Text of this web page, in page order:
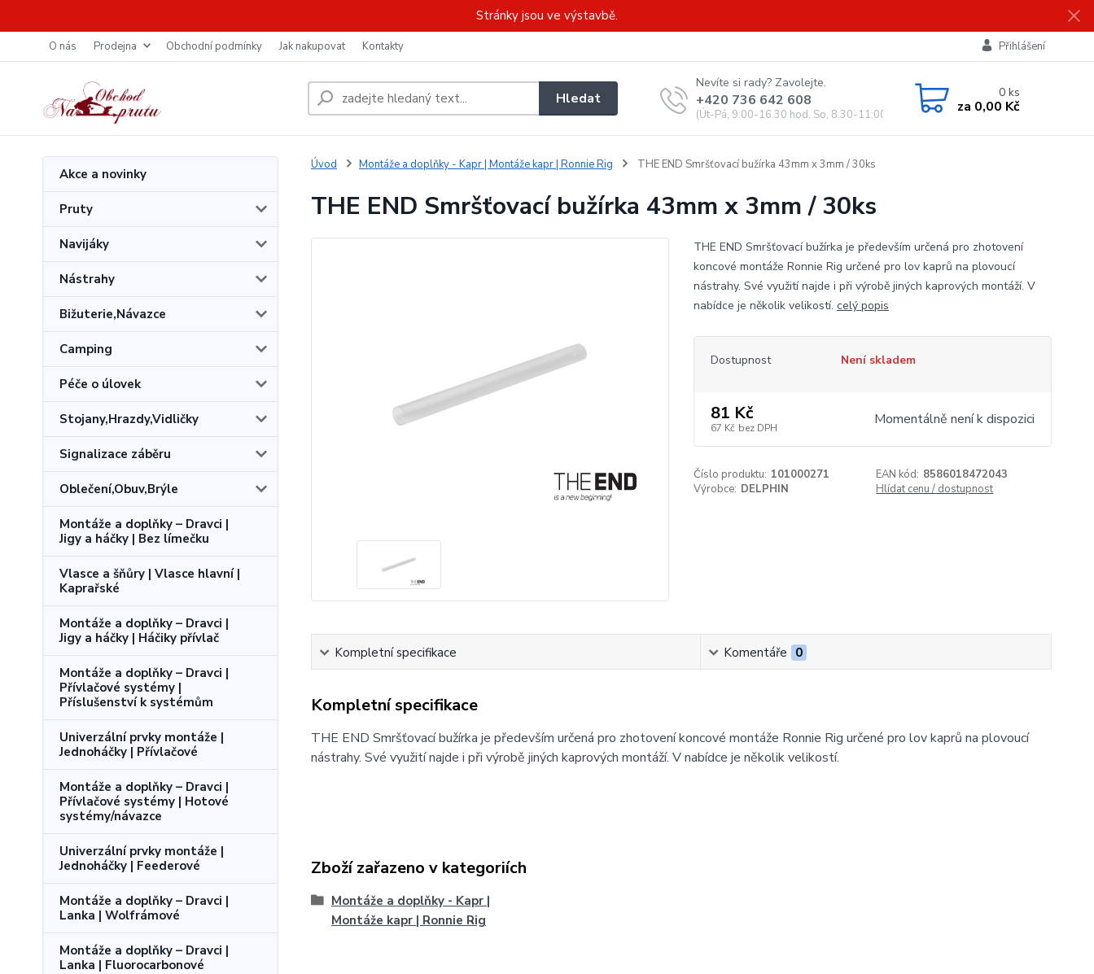
Stránky jsou ve výstavbě.
O nás Prodejna Obchodní podmínky Jak nakupovat Kontakty Přihlášení
Hledat
Nevíte si rady? Zavolejte.
+420 736 642 608
(Út-Pá, 9:00-16.30 hod. So, 8.30-11:00 hod.)
0ks
za 0,00 Kč
Akce a novinky
Pruty
Navijáky
Nástrahy
Bižuterie,Návazce
Camping
Péče o úlovek
Stojany,Hrazdy,Vidličky
Signalizace záběru
Oblečení,Obuv,Brýle
Montáže a doplňky – Dravci |
Jigy a háčky | Bez límečku
Vlasce a šňůry | Vlasce hlavní |
Kaprařské
Montáže a doplňky – Dravci |
Jigy a háčky | Háčiky přívlač
Montáže a doplňky – Dravci |
Přívlačové systémy |
Příslušenství k systémům
Univerzální prvky montáže |
Jednoháčky | Přívlačové
Montáže a doplňky – Dravci |
Přívlačové systémy | Hotové
systémy/návazce
Univerzální prvky montáže |
Jednoháčky | Feederové
Montáže a doplňky – Dravci |
Lanka | Wolfrámové
Montáže a doplňky – Dravci |
Lanka | Fluorocarbonové
Úvod Montáže a doplňky - Kapr | Montáže kapr | Ronnie Rig THE END Smršťovací bužírka 43mm x 3mm / 30ks
THE END Smršťovací bužírka 43mm x 3mm / 30ks
THE END Smršťovací bužírka je především určená pro zhotovení
koncové montáže Ronnie Rig určené pro lov kaprů na plovoucí
nástrahy. Své využití najde i při výrobě jiných kaprových montáží. V
nabídce je několik velikostí. celý popis
Dostupnost Není skladem
81 Kč
67 Kč bez DPH Momentálně není k dispozici
Číslo produktu: 101000271 EAN kód: 8586018472043
Výrobce: DELPHIN Hlídat cenu / dostupnost
Kompletní specifikace Komentáře 0
Kompletní specifikace
THE END Smršťovací bužírka je především určená pro zhotovení koncové montáže Ronnie Rig určené pro lov kaprů na plovoucí
nástrahy. Své využití najde i při výrobě jiných kaprových montáží. V nabídce je několik velikostí.
Zboží zařazeno v kategoriích
Montáže a doplňky - Kapr |
Montáže kapr | Ronnie Rig